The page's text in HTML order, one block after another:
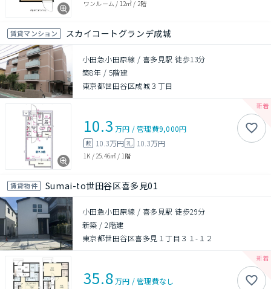
ワンルーム / 12㎡ / 2階
賃貸マンション スカイコートグランデ成城
小田急小田原線 / 喜多見駅 徒歩13分
築8年 / 5階建
東京都世田谷区成城３丁目
10.3 万円 /管理費9,000円
敷 10.3万円 礼 10.3万円
1K / 25.46㎡ / 1階
賃貸物件 Sumai-to世田谷区喜多見01
小田急小田原線 / 喜多見駅 徒歩29分
新築 /2階建
東京都世田谷区喜多見１丁目３１-１２
35.8万円 /管理費なし